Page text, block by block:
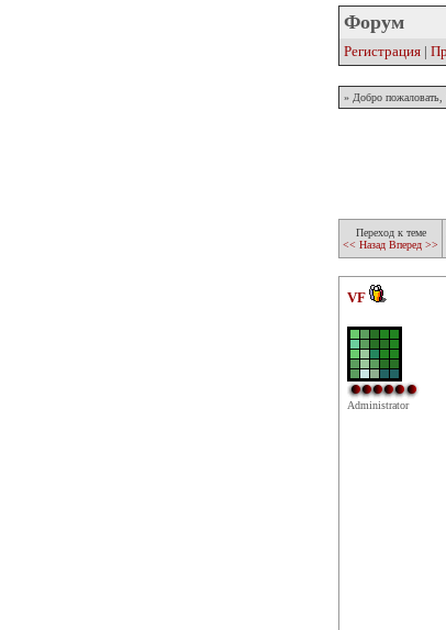
Форум
Регистрация |
» Добро пожаловать,
Переход к теме
<< Назад Вперед >>
VF
Administrator